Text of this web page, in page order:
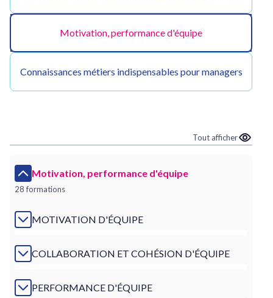
Motivation, performance d'équipe
Connaissances métiers indispensables pour managers
Tout afficher
Motivation, performance d'équipe
28 formations
MOTIVATION D'ÉQUIPE
COLLABORATION ET COHÉSION D'ÉQUIPE
PERFORMANCE D'ÉQUIPE